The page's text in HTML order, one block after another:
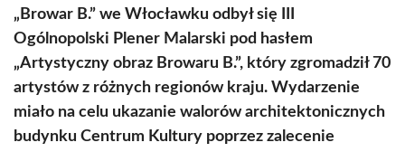
„Browar B.” we Włocławku odbył się III
Ogólnopolski Plener Malarski pod hasłem
„Artystyczny obraz Browaru B.”, który zgromadził 70
artystów z różnych regionów kraju. Wydarzenie
miało na celu ukazanie walorów architektonicznych
budynku Centrum Kultury poprzez zalecenie